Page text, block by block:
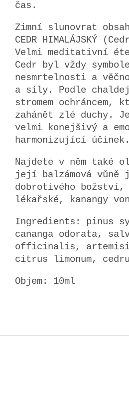
čas.
Zimní slunovrat
CEDR HIMALÁJSKÝ
Velmi meditativní
Cedr byl vždy
nesmrtelnosti a
a síly. Podle
stromem ochráncem,
zahánět zlé duchy.
velmi konejšivý a
harmonizující účinek.
Najdete v něm také
její balzámová vůně
dobrotivého
lékařské, kanangy
Ingredients: pinus
cananga odorata,
officinalis,
citrus limonum,
Objem: 10ml
Z